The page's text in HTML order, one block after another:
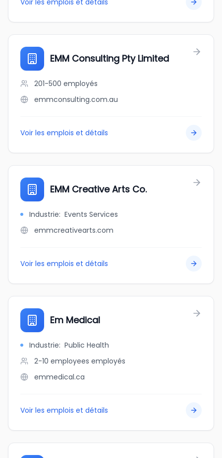
Voir les emplois et détails
EMM Consulting Pty Limited
201-500 employés
emmconsulting.com.au
Voir les emplois et détails
EMM Creative Arts Co.
Industrie: Events Services
emmcreativearts.com
Voir les emplois et détails
Em Medical
Industrie: Public Health
2-10 employees employés
emmedical.ca
Voir les emplois et détails